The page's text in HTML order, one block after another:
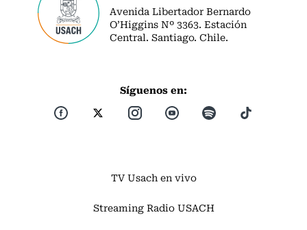
Avenida Libertador Bernardo
O’Higgins Nº 3363. Estación
Central. Santiago. Chile.
Síguenos en:
TV Usach en vivo
Streaming Radio USACH